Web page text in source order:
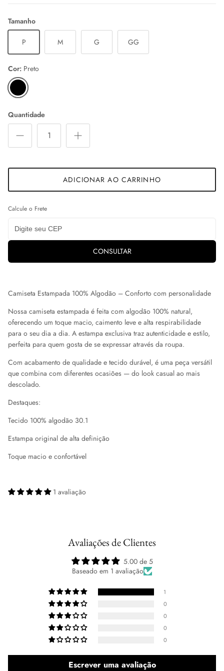
Tamanho
P M G GG
Cor: Preto
Preto
Quantidade
ADICIONAR AO CARRINHO
Calcule o Frete
CONSULTAR
Camiseta Estampada 100% Algodão – Conforto com personalidade
Nossa camiseta estampada é feita com algodão 100% natural,
oferecendo um toque macio, caimento leve e alta respirabilidade
para o seu dia a dia. A estampa exclusiva traz autenticidade e estilo,
perfeita para quem gosta de se expressar através da roupa.
Com acabamento de qualidade e tecido durável, é uma peça versátil
que combina com diferentes ocasiões — do look casual ao mais
descolado.
Destaques:
Tecido 100% algodão 30.1
Estampa original de alta definição
Toque macio e confortável
1 avaliação
Avaliações de Clientes
5.00 de 5
Baseado em 1 avaliação
1
0
0
0
0
Escrever uma avaliação